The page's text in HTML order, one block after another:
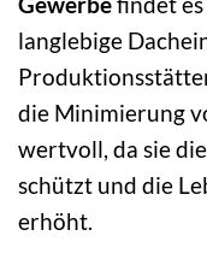
langlebige
die Minimierung
wertvoll, da sie
schützt und die
erhöht.